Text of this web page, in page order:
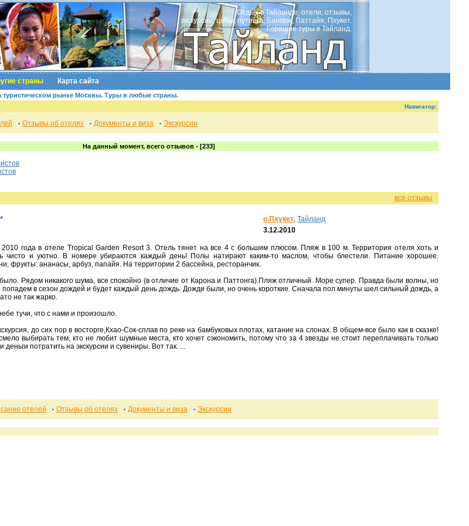
Отдых в Тайланде, отели, отзывы,
экскурсии, цены, путевки, Бангкок, Паттайя, Пхукет.
Горящие туры в Тайланд.
страны Карта сайта
туристическом рынке Москвы. Туры в любые страны.
Навигатор:
Отзывы об отелях Документы и виза Экскурсии
На данный момент, всего отзывов - [233]
все отзывы
о.Пхукет, Тайланд
3.12.2010
чисто и уютно. В номере убираются каждый день! Полы натирают каким-то маслом, чтобы блестели. Питание хорошее.
фрукты: ананасы, арбуз, папайя. На территории 2 бассейна, ресторанчик.
Рядом никакого шума, все спокойно (в отличие от Карона и Паттонга).Пляж отличный. Море супер. Правда были волны, но
попадем в сезон дождей и будет каждый день дождь. Дожди были, но очень короткие. Сначала пол минуты шел сильный дождь, а
не так жарко.
тучи, что с нами и произошло.
до сих пор в восторге,Кхао-Сок-сплав по реке на бамбуковых плотах, катание на слонах. В общем-все было как в сказке!
выбирать тем, кто не любит шумные места, кто хочет сэкономить, потому что за 4 звезды не стоит переплачивать только
потратить на экскурсии и сувениры. Вот так. ...
отелей Отзывы об отелях Документы и виза Экскурсии